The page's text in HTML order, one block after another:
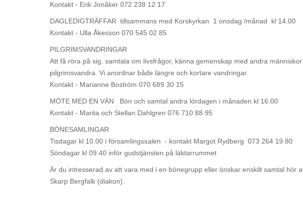
Kontakt - Erik Jonåker 072 238 12 17
DAGLEDIGTRÄFFAR tillsammans med Korskyrkan 1 onsdag /månad kl 14.00
Kontakt - Ulla Åkesson 070 545 02 85
PILGRIMSVANDRINGAR
Att få röra på sig, samtala om livsfrågor, känna gemenskap med andra
pilgrimsvandra. Vi anordnar både längre och kortare vandringar.
Kontakt - Marianne Boström 070 689 30 15
MÖTE MED EN VÄN Bön och samtal andra lördagen i månaden kl 16.00
Kontakt - Marita och Stellan Dahlgren 076 710 88 95
BÖNESAMLINGAR
Tisdagar kl 10.00 i församlingssalen - kontakt Margot Rydberg 073 264 19 80
Söndagar kl 09.40 inför gudstjänsten på läktarrummet
Är du intresserad av att vara med i en bönegrupp eller önskar enskilt samtal hör
Skarp Bergfalk (diakon).